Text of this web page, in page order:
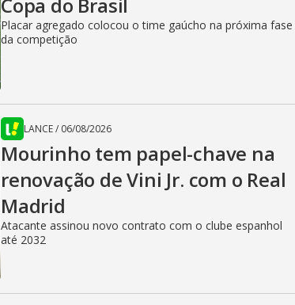
Copa do Brasil
Placar agregado colocou o time gaúcho na próxima fase
da competição
LANCE/ 06/08/2026
Mourinho tem papel-chave na
renovação de Vini Jr. com o Real
Madrid
Atacante assinou novo contrato com o clube espanhol
até 2032